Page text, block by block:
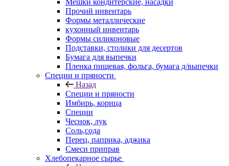
Мешки кондитерские, насадки
Прочий инвентарь
Формы металлические
кухонный инвентарь
Формы силиконовые
Подставки, столики для десертов
Бумага для выпечки
Пленка пищевая, фольга, бумага д/выпечки
Специи и пряности
Назад
Специи и пряности
Имбирь, корица
Специи
Чеснок, лук
Соль,сода
Перец, паприка, аджика
Смеси приправ
Хлебопекарное сырье